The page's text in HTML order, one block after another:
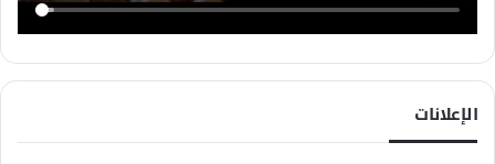
الإعلانات